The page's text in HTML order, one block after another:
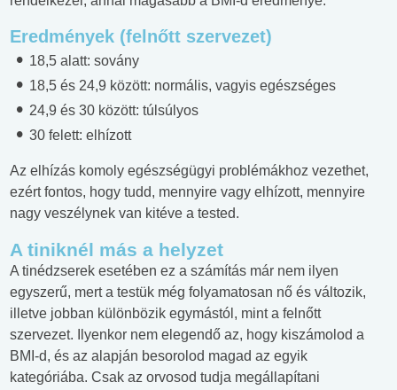
Eredmények (felnőtt szervezet)
18,5 alatt: sovány
18,5 és 24,9 között: normális, vagyis egészséges
24,9 és 30 között: túlsúlyos
30 felett: elhízott
Az elhízás komoly egészségügyi problémákhoz vezethet,
ezért fontos, hogy tudd, mennyire vagy elhízott, mennyire
nagy veszélynek van kitéve a tested.
A tiniknél más a helyzet
A tinédzserek esetében ez a számítás már nem ilyen
egyszerű, mert a testük még folyamatosan nő és változik,
illetve jobban különbözik egymástól, mint a felnőtt
szervezet. Ilyenkor nem elegendő az, hogy kiszámolod a
BMI-d, és az alapján besorolod magad az egyik
kategóriába. Csak az orvosod tudja megállapítani